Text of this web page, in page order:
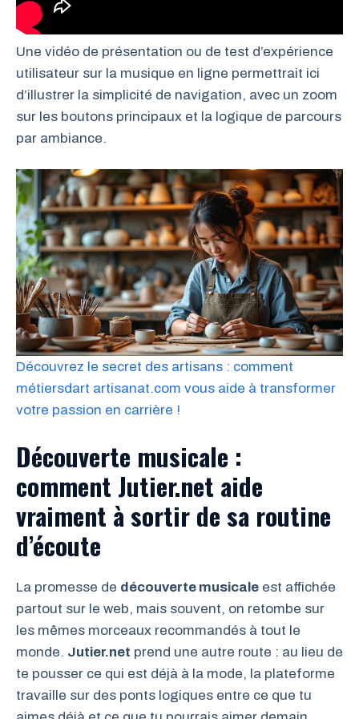
Une vidéo de présentation ou de test d’expérience
utilisateur sur la musique en ligne permettrait ici
d’illustrer la simplicité de navigation, avec un zoom
sur les boutons principaux et la logique de parcours
par ambiance.
Découvrez le secret des artisans : comment
métiersdart artisanat.com vous aide à transformer
votre passion en carrière !
Découverte musicale :
comment Jutier.net aide
vraiment à sortir de sa routine
d’écoute
La promesse de découverte musicale est affichée
partout sur le web, mais souvent, on retombe sur
les mêmes morceaux recommandés à tout le
monde. Jutier.net prend une autre route : au lieu de
te pousser ce qui est déjà à la mode, la plateforme
travaille sur des ponts logiques entre ce que tu